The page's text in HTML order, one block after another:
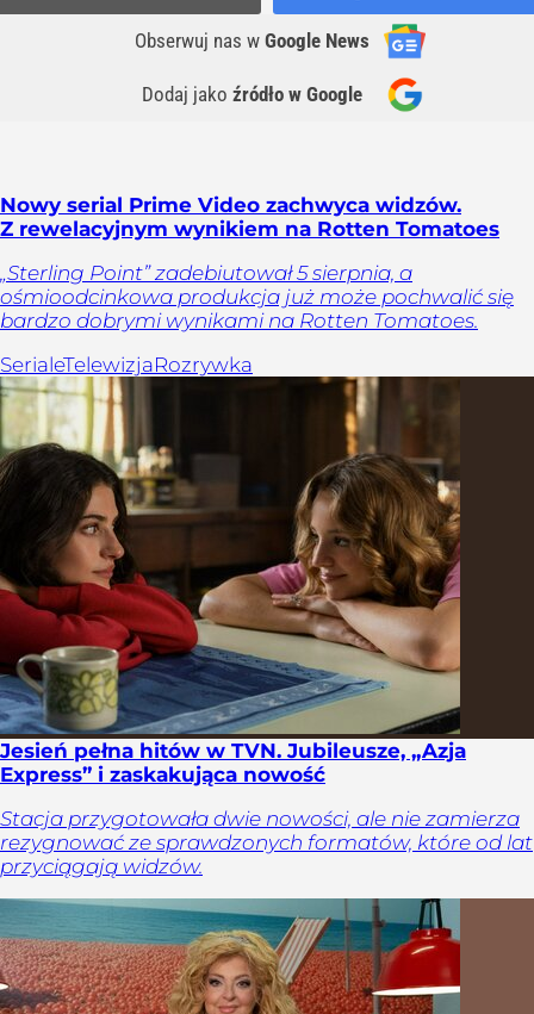
Obserwuj nas w Google News
Dodaj jako źródło w Google
Nowy serial Prime Video zachwyca widzów.
Z rewelacyjnym wynikiem na Rotten Tomatoes
„Sterling Point” zadebiutował 5 sierpnia, a
ośmioodcinkowa produkcja już może pochwalić się
bardzo dobrymi wynikami na Rotten Tomatoes.
SerialeTelewizjaRozrywka
Jesień pełna hitów w TVN. Jubileusze, „Azja
Express” i zaskakująca nowość
Stacja przygotowała dwie nowości, ale nie zamierza
rezygnować ze sprawdzonych formatów, które od lat
przyciągają widzów.